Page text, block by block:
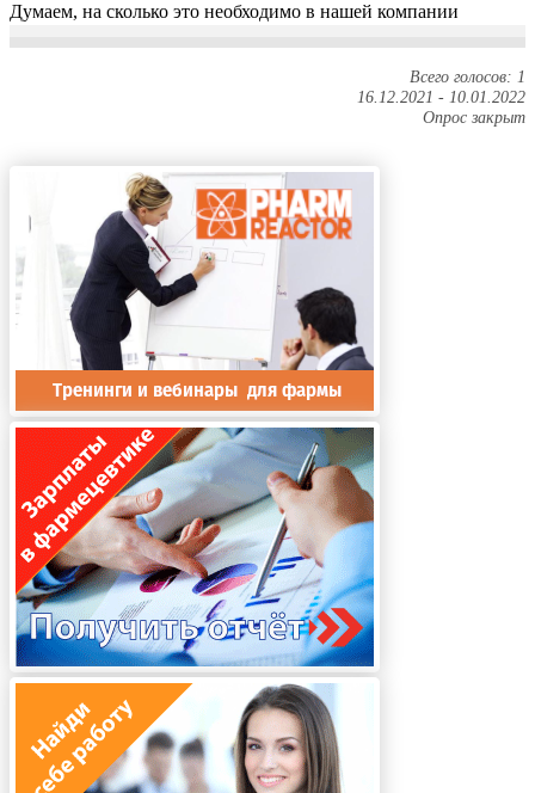
Думаем, на сколько это необходимо в нашей компании
Всего голосов: 1
16.12.2021 - 10.01.2022
Опрос закрыт